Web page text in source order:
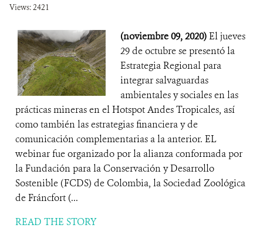
Views: 2421
(noviembre 09, 2020)El jueves
29 de octubre se presentó la
Estrategia Regional para
integrar salvaguardas
ambientales y sociales en las
prácticas mineras en el Hotspot Andes Tropicales, así
como también las estrategias financiera y de
comunicación complementarias a la anterior. EL
webinar fue organizado por la alianza conformada por
la Fundación para la Conservación y Desarrollo
Sostenible (FCDS) de Colombia, la Sociedad Zoológica
de Fráncfort (...
READ THE STORY